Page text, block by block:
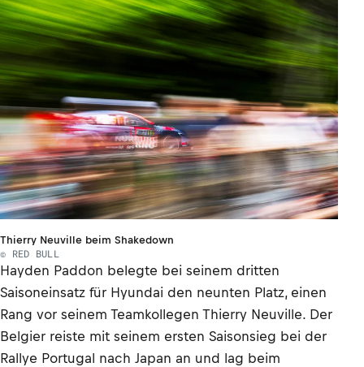
Thierry Neuville beim Shakedown
© RED BULL
Hayden Paddon belegte bei seinem dritten
Saisoneinsatz für Hyundai den neunten Platz, einen
Rang vor seinem Teamkollegen Thierry Neuville. Der
Belgier reiste mit seinem ersten Saisonsieg bei der
Rallye Portugal nach Japan an und lag beim